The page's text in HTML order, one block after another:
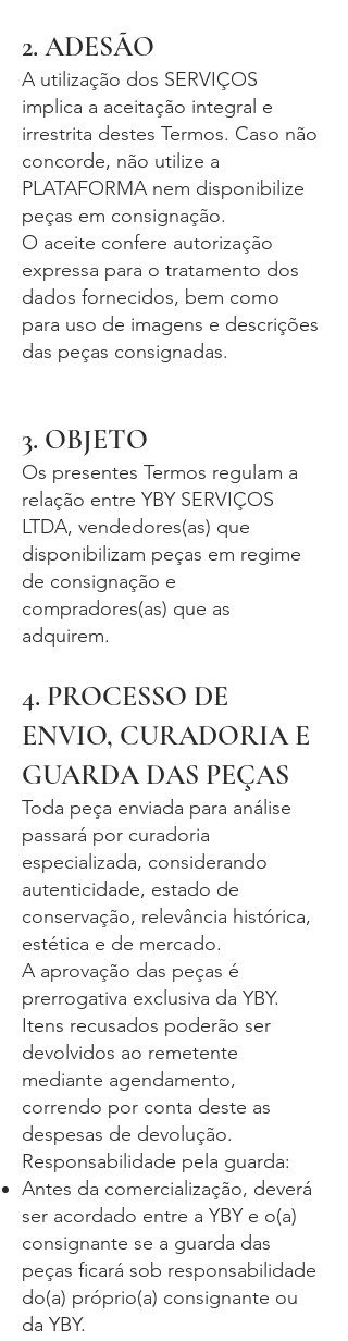
2. ADESÃO
A utilização dos SERVIÇOS
implica a aceitação integral e
irrestrita destes Termos. Caso não
concorde, não utilize a
PLATAFORMA nem disponibilize
peças em consignação.
O aceite confere autorização
expressa para o tratamento dos
dados fornecidos, bem como
para uso de imagens e descrições
das peças consignadas.
3. OBJETO
Os presentes Termos regulam a
relação entre YBY SERVIÇOS
LTDA, vendedores(as) que
disponibilizam peças em regime
de consignação e
compradores(as) que as
adquirem.
4. PROCESSO DE
ENVIO, CURADORIA E
GUARDA DAS PEÇAS
Toda peça enviada para análise
passará por curadoria
especializada, considerando
autenticidade, estado de
conservação, relevância histórica,
estética e de mercado.
A aprovação das peças é
prerrogativa exclusiva da YBY.
Itens recusados poderão ser
devolvidos ao remetente
mediante agendamento,
correndo por conta deste as
despesas de devolução.
Responsabilidade pela guarda:
Antes da comercialização, deverá
ser acordado entre a YBY e o(a)
consignante se a guarda das
peças ficará sob responsabilidade
do(a) próprio(a) consignante ou
da YBY.